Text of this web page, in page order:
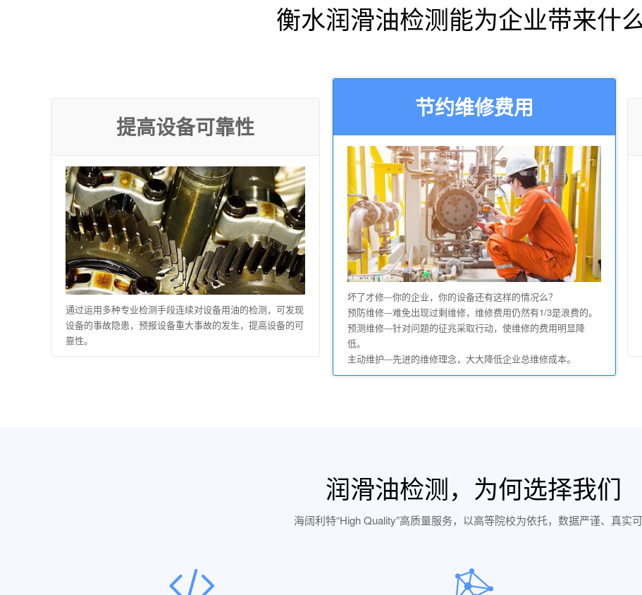
衡水润滑油检测能为企业带来什么
提高设备可靠性
通过运用多种专业检测手段连续对设备用油的检测，可发现
设备的事故隐患，预报设备重大事故的发生，提高设备的可
靠性。
节约维修费用
坏了才修---你的企业，你的设备还有这样的情况么？
预防维修---难免出现过剩维修，维修费用仍然有1/3是浪费的。
预测维修---针对问题的征兆采取行动，使维修的费用明显降
低。
主动维护---先进的维修理念，大大降低企业总维修成本。
润滑油检测，为何选择我们
海阔利特“High Quality”高质量服务，以高等院校为依托，数据严谨、真实